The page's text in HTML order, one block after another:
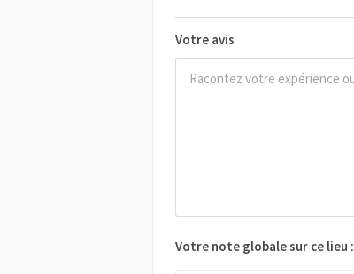
Votre avis
Votre note globale sur ce lieu :